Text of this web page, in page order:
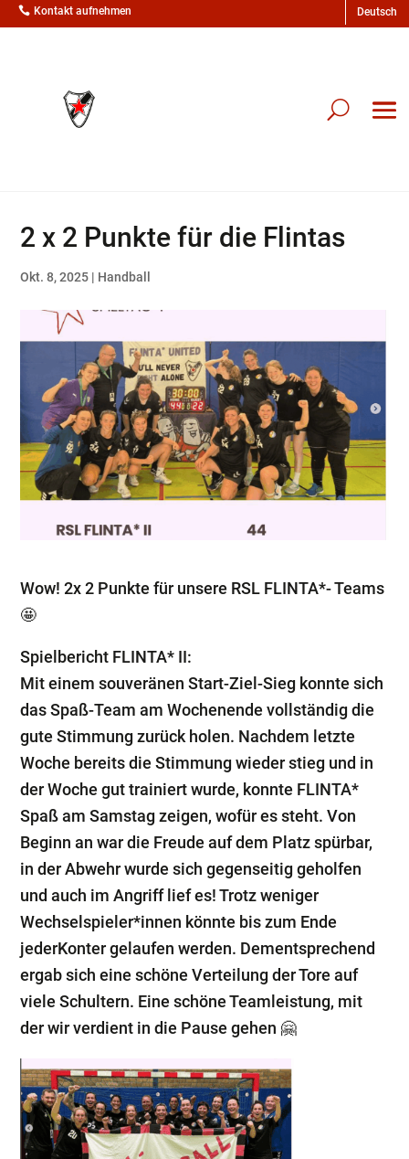
 Kontakt aufnehmen
2 x 2 Punkte für die Flintas
Okt. 8, 2025 | Handball
Wow! 2x 2 Punkte für unsere RSL FLINTA*- Teams
🤩
Spielbericht FLINTA* II:
Mit einem souveränen Start-Ziel-Sieg konnte sich
das Spaß-Team am Wochenende vollständig die
gute Stimmung zurück holen. Nachdem letzte
Woche bereits die Stimmung wieder stieg und in
der Woche gut trainiert wurde, konnte FLINTA*
Spaß am Samstag zeigen, wofür es steht. Von
Beginn an war die Freude auf dem Platz spürbar,
in der Abwehr wurde sich gegenseitig geholfen
und auch im Angriff lief es! Trotz weniger
Wechselspieler*innen könnte bis zum Ende
jederKonter gelaufen werden. Dementsprechend
ergab sich eine schöne Verteilung der Tore auf
viele Schultern. Eine schöne Teamleistung, mit
der wir verdient in die Pause gehen 🤗